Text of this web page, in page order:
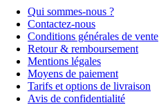
Qui sommes-nous ?
Contactez-nous
Conditions générales de vente
Retour & remboursement
Mentions légales
Moyens de paiement
Tarifs et options de livraison
Avis de confidentialité